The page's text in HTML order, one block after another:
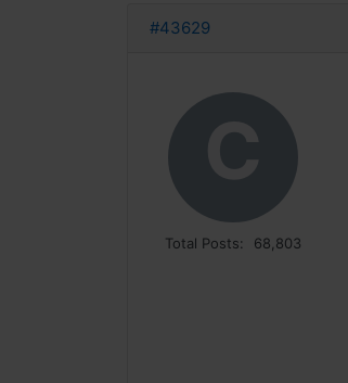
#43629
C
Total Posts: 68,803